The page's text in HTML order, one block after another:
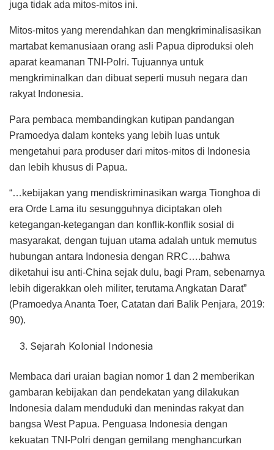
juga tidak ada mitos-mitos ini.
Mitos-mitos yang merendahkan dan mengkriminalisasikan
martabat kemanusiaan orang asli Papua diproduksi oleh
aparat keamanan TNI-Polri. Tujuannya untuk
mengkriminalkan dan dibuat seperti musuh negara dan
rakyat Indonesia.
Para pembaca membandingkan kutipan pandangan
Pramoedya dalam konteks yang lebih luas untuk
mengetahui para produser dari mitos-mitos di Indonesia
dan lebih khusus di Papua.
“…kebijakan yang mendiskriminasikan warga Tionghoa di
era Orde Lama itu sesungguhnya diciptakan oleh
ketegangan-ketegangan dan konflik-konflik sosial di
masyarakat, dengan tujuan utama adalah untuk memutus
hubungan antara Indonesia dengan RRC….bahwa
diketahui isu anti-China sejak dulu, bagi Pram, sebenarnya
lebih digerakkan oleh militer, terutama Angkatan Darat”
(Pramoedya Ananta Toer, Catatan dari Balik Penjara, 2019:
90).
Sejarah Kolonial Indonesia
Membaca dari uraian bagian nomor 1 dan 2 memberikan
gambaran kebijakan dan pendekatan yang dilakukan
Indonesia dalam menduduki dan menindas rakyat dan
bangsa West Papua. Penguasa Indonesia dengan
kekuatan TNI-Polri dengan gemilang menghancurkan